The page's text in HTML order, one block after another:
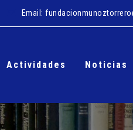
Email:
Actividades Noticias